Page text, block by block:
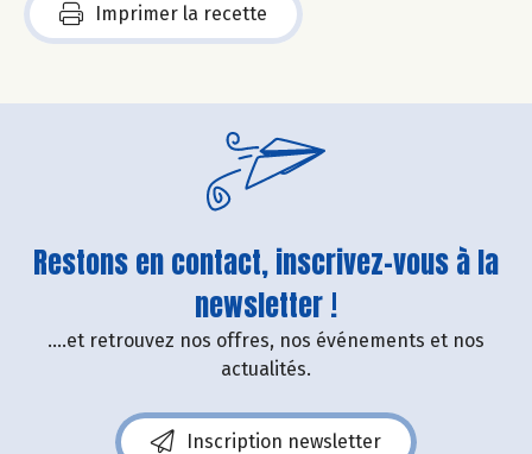
Imprimer la recette
Restons en contact, inscrivez-vous à la
newsletter !
....et retrouvez nos offres, nos événements et nos
actualités.
Inscription newsletter